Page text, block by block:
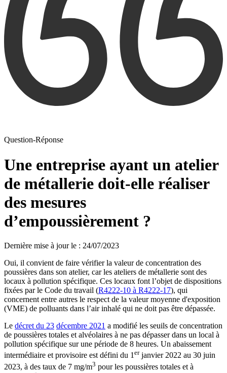
Question-Réponse
Une entreprise ayant un atelier
de métallerie doit-elle réaliser
des mesures
d’empoussièrement ?
Dernière mise à jour le : 24/07/2023
Oui, il convient de faire vérifier la valeur de concentration des
poussières dans son atelier, car les ateliers de métallerie sont des
locaux à pollution spécifique. Ces locaux font l’objet de dispositions
fixées par le Code du travail (R4222-10 à R4222-17), qui
concernent entre autres le respect de la valeur moyenne d'exposition
(VME) de polluants dans l’air inhalé qui ne doit pas être dépassée.
Le décret du 23 décembre 2021 a modifié les seuils de concentration
de poussières totales et alvéolaires à ne pas dépasser dans un local à
pollution spécifique sur une période de 8 heures. Un abaissement
intermédiaire et provisoire est défini du 1erjanvier 2022 au 30 juin
2023, à des taux de 7 mg/m3 pour les poussières totales et à